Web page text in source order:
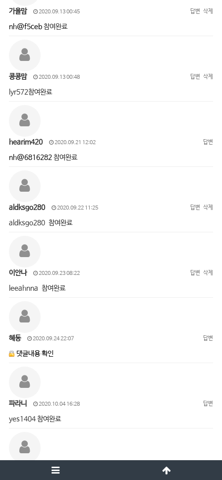
가을맘 2020.09.13 00:45 답변 삭제
nh@f5ceb참여완료
콩콩맘 2020.09.13 00:48 답변 삭제
lyr572참여완료
hearim420 2020.09.21 12:02 답변
nh@6816282참여완료
aldksgo280 2020.09.22 11:25 답변 삭제
aldksgo280 참여완료
이안나 2020.09.23 08:22 답변 삭제
leeahnna 참여완료
혜동 2020.09.24 22:07 답변
댓글내용 확인
파라니 2020.10.04 16:28 답변
yes1404 참여완료
2020.10.05 15:01